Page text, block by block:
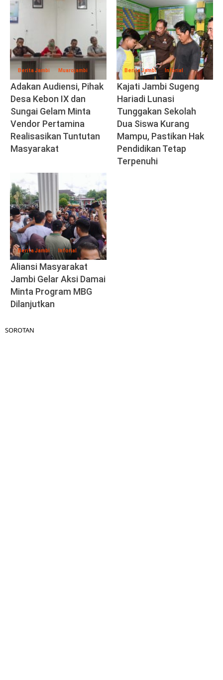
Berita Jambi Muarojambi
Adakan Audiensi, Pihak
Desa Kebon IX dan
Sungai Gelam Minta
Vendor Pertamina
Realisasikan Tuntutan
Masyarakat
Berita Jambi Inforial
Kajati Jambi Sugeng
Hariadi Lunasi
Tunggakan Sekolah
Dua Siswa Kurang
Mampu, Pastikan Hak
Pendidikan Tetap
Terpenuhi
Berita Jambi Inforial
Aliansi Masyarakat
Jambi Gelar Aksi Damai
Minta Program MBG
Dilanjutkan
SOROTAN